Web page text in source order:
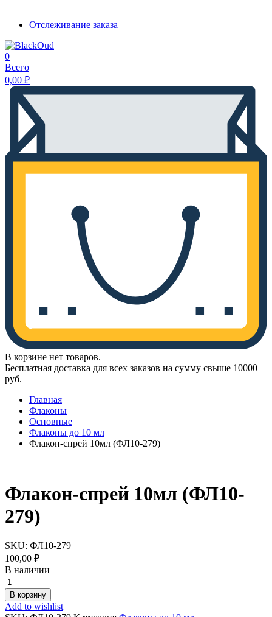
Отслеживание заказа
0
Всего
0,00 ₽
В корзине нет товаров.
Бесплатная доставка для всех заказов на сумму свыше 10000
руб.
Главная
Флаконы
Основные
Флаконы до 10 мл
Флакон-спрей 10мл (ФЛ10-279)
Флакон-спрей 10мл (ФЛ10-
279)
SKU: ФЛ10-279
100,00 ₽
В наличии
Флакон-
спрей
10мл
(ФЛ10-
В корзину
Add to wishlist